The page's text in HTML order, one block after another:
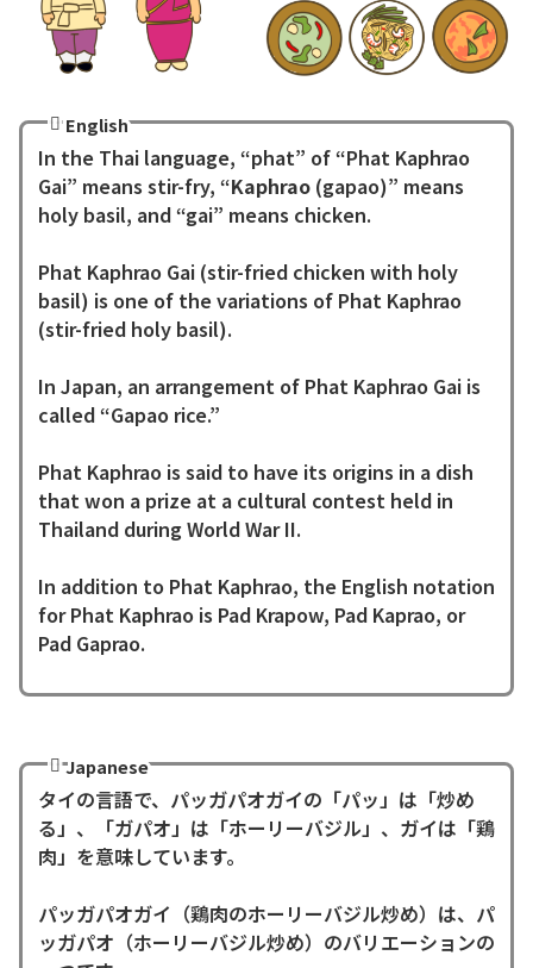
English
In the Thai language, “phat” of “Phat Kaphrao
Gai” means stir-fry, “Kaphrao(gapao)” means
holy basil, and “gai” means chicken.
Phat Kaphrao Gai (stir-fried chicken with holy
basil) is one of the variations of Phat Kaphrao
(stir-fried holy basil).
In Japan, an arrangement of Phat Kaphrao Gai is
called “Gapao rice.”
Phat Kaphrao is said to have its origins in a dish
that won a prize at a cultural contest held in
Thailand during World War II.
In addition to Phat Kaphrao, the English notation
for Phat Kaphrao is Pad Krapow, Pad Kaprao, or
Pad Gaprao.
Japanese
タイの言語で、パッガパオガイの「パッ」は「炒め
る」、「ガパオ」は「ホーリーバジル」、ガイは「鶏
肉」を意味しています。
パッガパオガイ（鶏肉のホーリーバジル炒め）は、パ
ッガパオ（ホーリーバジル炒め）のバリエーションの